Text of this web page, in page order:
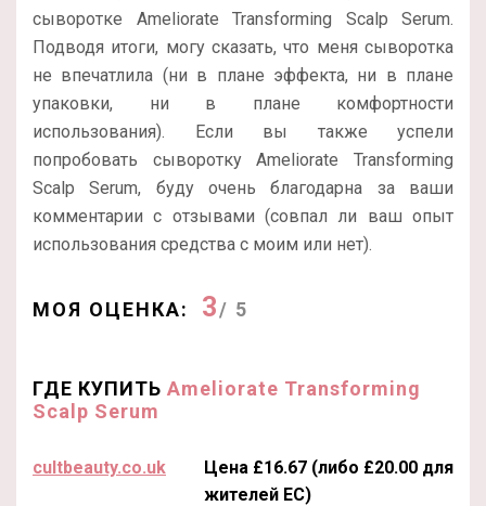
сыворотке Ameliorate Transforming Scalp Serum.
Подводя итоги, могу сказать, что меня сыворотка
не впечатлила (ни в плане эффекта, ни в плане
упаковки, ни в плане комфортности
использования). Если вы также успели
попробовать сыворотку Ameliorate Transforming
Scalp Serum, буду очень благодарна за ваши
комментарии с отзывами (совпал ли ваш опыт
использования средства с моим или нет).
МОЯ ОЦЕНКА: 3/ 5
ГДЕ КУПИТЬ Ameliorate Transforming
Scalp Serum
cultbeauty.co.uk
Цена £16.67 (либо £20.00 для
жителей ЕС)